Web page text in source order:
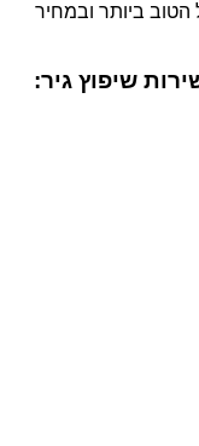
הטוב ביותר ובמחיר
שיפוץ גיר: